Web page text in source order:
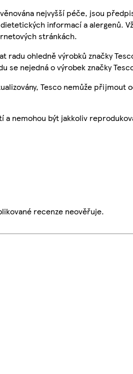
nejvyšší péče, jsou
informací a alergenů.
stránkách.
radu ohledně výrobků značky
se nejedná o výrobek značky
Tesco nemůže přijmout
nemohou být jakkoliv
recenze neověřuje.